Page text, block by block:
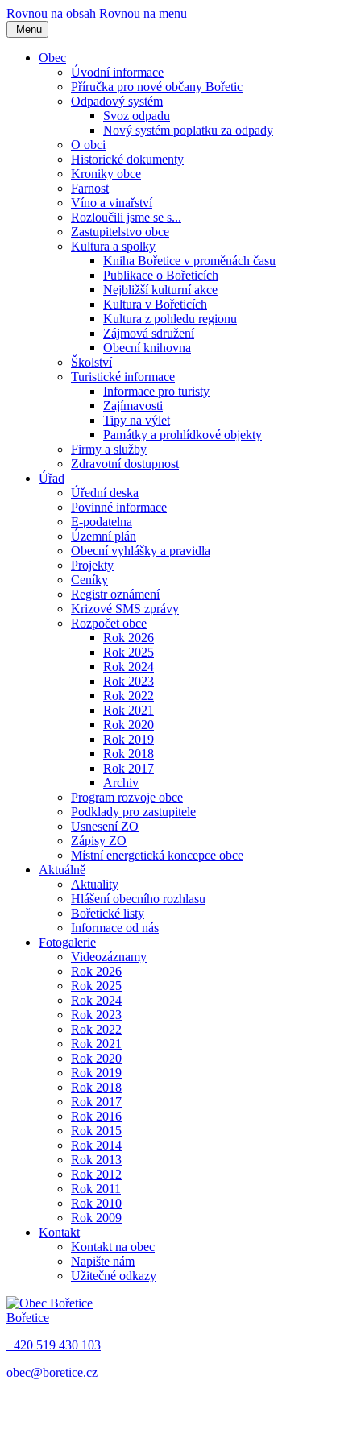
Rovnou na obsah Rovnou na menu
Menu
Obec
Úvodní informace
Příručka pro nové občany Bořetic
Odpadový systém
Svoz odpadu
Nový systém poplatku za odpady
O obci
Historické dokumenty
Kroniky obce
Farnost
Víno a vinařství
Rozloučili jsme se s...
Zastupitelstvo obce
Kultura a spolky
Kniha Bořetice v proměnách času
Publikace o Bořeticích
Nejbližší kulturní akce
Kultura v Bořeticích
Kultura z pohledu regionu
Zájmová sdružení
Obecní knihovna
Školství
Turistické informace
Informace pro turisty
Zajímavosti
Tipy na výlet
Památky a prohlídkové objekty
Firmy a služby
Zdravotní dostupnost
Úřad
Úřední deska
Povinné informace
E-podatelna
Územní plán
Obecní vyhlášky a pravidla
Projekty
Ceníky
Registr oznámení
Krizové SMS zprávy
Rozpočet obce
Rok 2026
Rok 2025
Rok 2024
Rok 2023
Rok 2022
Rok 2021
Rok 2020
Rok 2019
Rok 2018
Rok 2017
Archiv
Program rozvoje obce
Podklady pro zastupitele
Usnesení ZO
Zápisy ZO
Místní energetická koncepce obce
Aktuálně
Aktuality
Hlášení obecního rozhlasu
Bořetické listy
Informace od nás
Fotogalerie
Videozáznamy
Rok 2026
Rok 2025
Rok 2024
Rok 2023
Rok 2022
Rok 2021
Rok 2020
Rok 2019
Rok 2018
Rok 2017
Rok 2016
Rok 2015
Rok 2014
Rok 2013
Rok 2012
Rok 2011
Rok 2010
Rok 2009
Kontakt
Kontakt na obec
Napište nám
Užitečné odkazy
Bořetice
+420 519 430 103
obec@boretice.cz